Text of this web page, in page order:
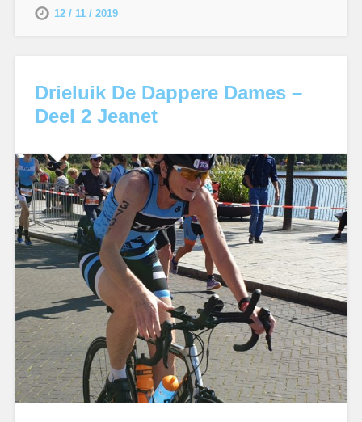
12 / 11 / 2019
Drieluik De Dappere Dames –
Deel 2 Jeanet